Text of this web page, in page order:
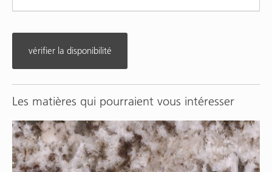
vérifier la disponibilité
Les matières qui pourraient vous intéresser